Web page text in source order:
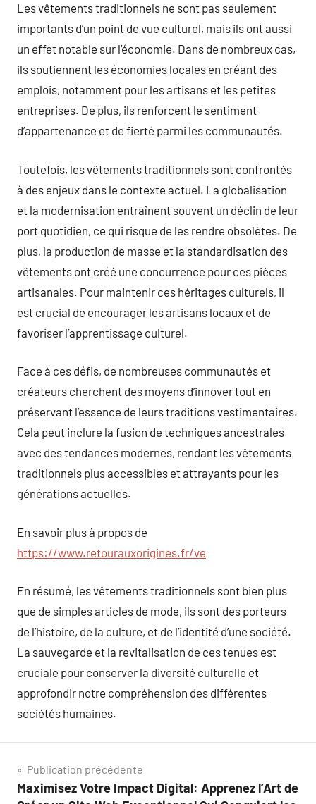
Les vêtements traditionnels ne sont pas seulement
importants d’un point de vue culturel, mais ils ont aussi
un effet notable sur l’économie. Dans de nombreux cas,
ils soutiennent les économies locales en créant des
emplois, notamment pour les artisans et les petites
entreprises. De plus, ils renforcent le sentiment
d’appartenance et de fierté parmi les communautés.
Toutefois, les vêtements traditionnels sont confrontés
à des enjeux dans le contexte actuel. La globalisation
et la modernisation entraînent souvent un déclin de leur
port quotidien, ce qui risque de les rendre obsolètes. De
plus, la production de masse et la standardisation des
vêtements ont créé une concurrence pour ces pièces
artisanales. Pour maintenir ces héritages culturels, il
est crucial de encourager les artisans locaux et de
favoriser l’apprentissage culturel.
Face à ces défis, de nombreuses communautés et
créateurs cherchent des moyens d’innover tout en
préservant l’essence de leurs traditions vestimentaires.
Cela peut inclure la fusion de techniques ancestrales
avec des tendances modernes, rendant les vêtements
traditionnels plus accessibles et attrayants pour les
générations actuelles.
En savoir plus à propos de
https://www.retourauxorigines.fr/ve
En résumé, les vêtements traditionnels sont bien plus
que de simples articles de mode, ils sont des porteurs
de l’histoire, de la culture, et de l’identité d’une société.
La sauvegarde et la revitalisation de ces tenues est
cruciale pour conserver la diversité culturelle et
approfondir notre compréhension des différentes
sociétés humaines.
Navigation
Publication précédente
Maximisez Votre Impact Digital: Apprenez l’Art de